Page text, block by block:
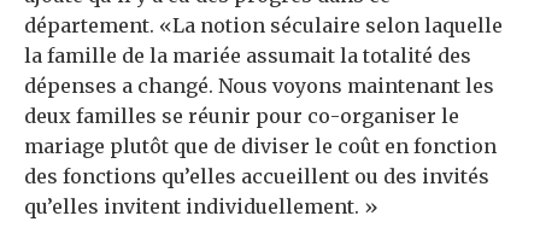
département. «La notion séculaire selon laquelle
la famille de la mariée assumait la totalité des
dépenses a changé. Nous voyons maintenant les
deux familles se réunir pour co-organiser le
mariage plutôt que de diviser le coût en fonction
des fonctions qu’elles accueillent ou des invités
qu’elles invitent individuellement. »